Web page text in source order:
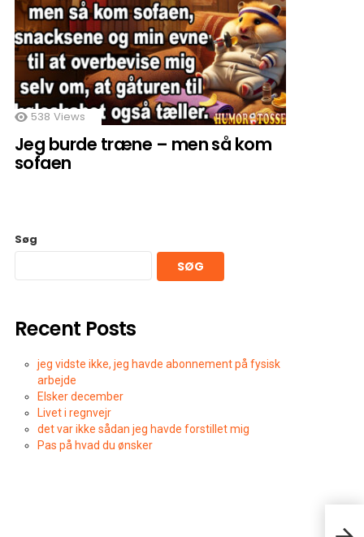
538 Views
Jeg burde træne – men så kom
sofaen
Søg
SØG
Recent Posts
jeg vidste ikke, jeg havde abonnement på fysisk
arbejde
Elsker december
Livet i regnvejr
det var ikke sådan jeg havde forstillet mig
Pas på hvad du ønsker